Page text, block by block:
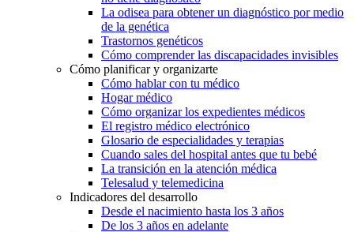
La odisea para obtener un diagnóstico por medio
de la genética
Trastornos genéticos
Cómo comprender las discapacidades invisibles
Cómo planificar y organizarte
Cómo hablar con tu médico
Hogar médico
Cómo organizar los expedientes médicos
El registro médico electrónico
Glosario de especialidades y terapias
Cuando sales del hospital antes que tu bebé
La transición en la atención médica
Telesalud y telemedicina
Indicadores del desarrollo
Desde el nacimiento hasta los 3 años
De los 3 años en adelante